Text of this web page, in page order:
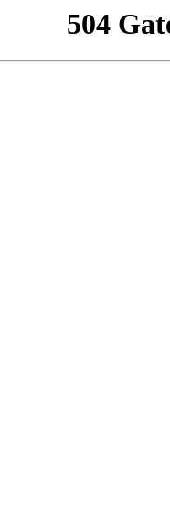
504